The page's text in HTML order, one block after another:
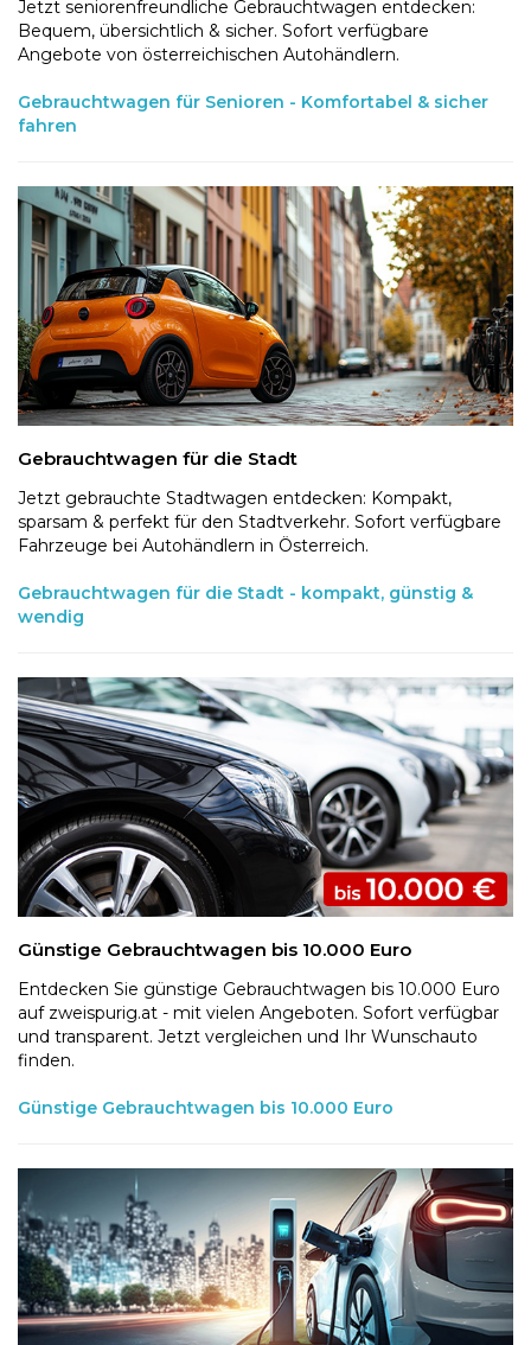
Jetzt seniorenfreundliche Gebrauchtwagen entdecken:
Bequem, übersichtlich & sicher. Sofort verfügbare
Angebote von österreichischen Autohändlern.
Gebrauchtwagen für Senioren - Komfortabel & sicher
fahren
Gebrauchtwagen für die Stadt
Jetzt gebrauchte Stadtwagen entdecken: Kompakt,
sparsam & perfekt für den Stadtverkehr. Sofort verfügbare
Fahrzeuge bei Autohändlern in Österreich.
Gebrauchtwagen für die Stadt - kompakt, günstig &
wendig
Günstige Gebrauchtwagen bis 10.000 Euro
Entdecken Sie günstige Gebrauchtwagen bis 10.000 Euro
auf zweispurig.at - mit vielen Angeboten. Sofort verfügbar
und transparent. Jetzt vergleichen und Ihr Wunschauto
finden.
Günstige Gebrauchtwagen bis 10.000 Euro